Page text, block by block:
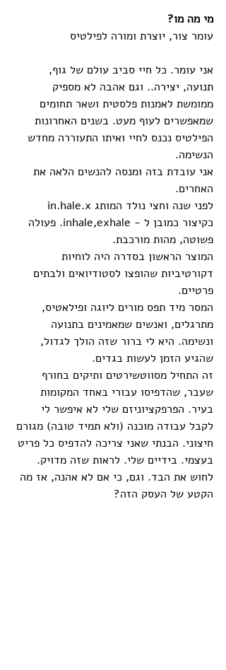
מי מה מו?
עומר צור, יוצרת ומורה לפילטיס
אני עומר. כל חיי סביב עולם של גוף,
תנועה, יצירה.. וגם אהבה לא מספיק
ממומשת לאמנות פלסטית ושאר תחומים
שמאפשרים לעוף מעט. בשנים האחרונות
הפילטיס נכנס לחיי ואיתו התעוררה מחדש
הנשימה.
אני עובדת בזה ומנסה להנשים הלאה את
האחרים.
כקיצור כמובן ל - inhale,exhale. פעולה
פשוטה, מהות מורכבת.
המוצר הראשון בסדרה היה לוחיות
דקורטיביות שהופצו לסטודיואים ולבתים
פרטיים.
המסר מיד תפס מורים ליוגה ופילאטיס,
מתרגלים, ואנשים שמאמינים בתנועה
ונשימה. היא לי ברור שזה הולך לגדול,
שהגיע הזמן לעשות בגדים.
זה התחיל מסווטשירטים ותיקים בחורף
שעבר, שהדפיסו עבורי באחד המקומות
בעיר. הפרפקציוניזם שלי לא איפשר לי
לקבל עבודה מוכנה (ולא תמיד טובה) מגורם
חיצוני. הבנתי שאני צריכה להדפיס כל פריט
בעצמי. בידיים שלי. לראות שזה מדויק.
לחוש את הבד. וגם, כי אם לא אהנה, אז מה
הקטע של העסק הזה?